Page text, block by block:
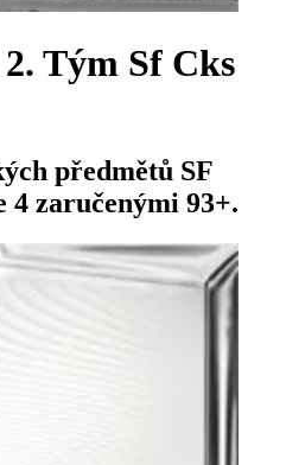
Tým Sf Cks
předmětů SF
4 zaručenými 93+.